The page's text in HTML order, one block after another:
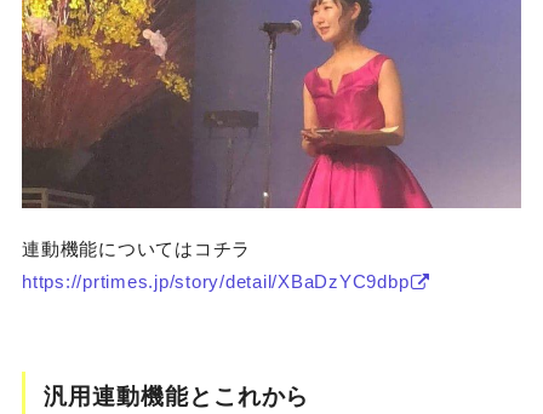
連動機能についてはコチラ
https://prtimes.jp/story/detail/XBaDzYC9dbp
汎用連動機能とこれから